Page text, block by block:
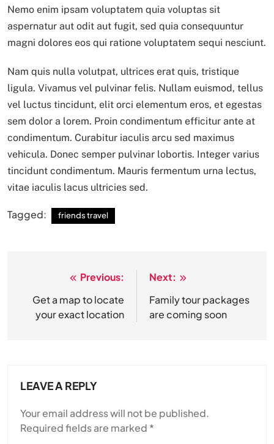
Nemo enim ipsam voluptatem quia voluptas sit
aspernatur aut odit aut fugit, sed quia consequuntur
magni dolores eos qui ratione voluptatem sequi nesciunt.
Nam quis nulla volutpat, ultrices erat quis, tristique
ligula. Vivamus vel pulvinar felis. Nullam euismod, tellus
vel luctus tincidunt, elit orci elementum eros, et egestas
sem dolor a lorem. Proin condimentum efficitur ante at
condimentum. Curabitur iaculis arcu sed maximus
vehicula. Donec semper pulvinar lobortis. Integer varius
tincidunt condimentum. Mauris fermentum urna lectus,
vitae iaculis lacus ultricies sed.
Tagged: friends travel
navigation
Previous:
Get a map to locate
your exact location
Next:
Family tour packages
are coming soon
LEAVE A REPLY
Your email address will not be published.
Required fields are marked *